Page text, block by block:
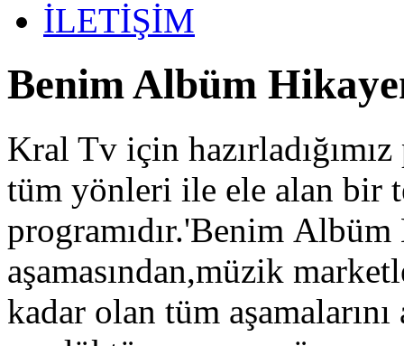
İLETİŞİM
Benim Albüm
Kral Tv için
tüm yönleri ile ele alan bir
programıdır.'Benim
aşamasından,müzik
kadar olan tüm